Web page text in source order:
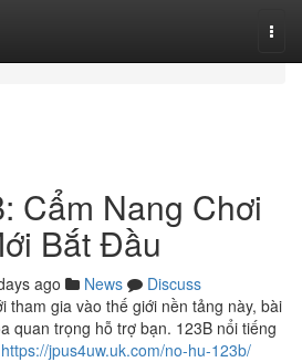
Cẩm Nang Chơi
Bắt Đầu
ago News
Discuss
tham gia vào thế giới nền tảng này, bài
quan trọng hỗ trợ bạn. 123B nổi tiếng
https://jpus4uw.uk.com/no-hu-123b/